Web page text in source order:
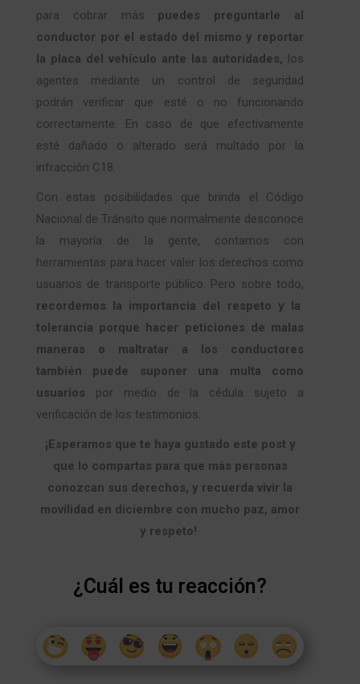
para cobrar más puedes preguntarle al
conductor por el estado del mismo y reportar
la placa del vehículo ante las autoridades, los
agentes mediante un control de seguridad
podrán verificar que esté o no funcionando
correctamente. En caso de que efectivamente
esté dañado o alterado será multado por la
infracción C18.
Con estas posibilidades que brinda el Código
Nacional de Tránsito que normalmente desconoce
la mayoría de la gente, contamos con
herramientas para hacer valer los derechos como
usuarios de transporte público. Pero sobre todo,
recordemos la importancia del respeto y la
tolerancia porque hacer peticiones de malas
maneras o maltratar a los conductores
también puede suponer una multa como
usuarios por medio de la cédula sujeto a
verificación de los testimonios.
¡Esperamos que te haya gustado este post y
que lo compartas para que más personas
conozcan sus derechos, y recuerda vivir la
movilidad en diciembre con mucho paz, amor
y respeto!
¿Cuál es tu reacción?